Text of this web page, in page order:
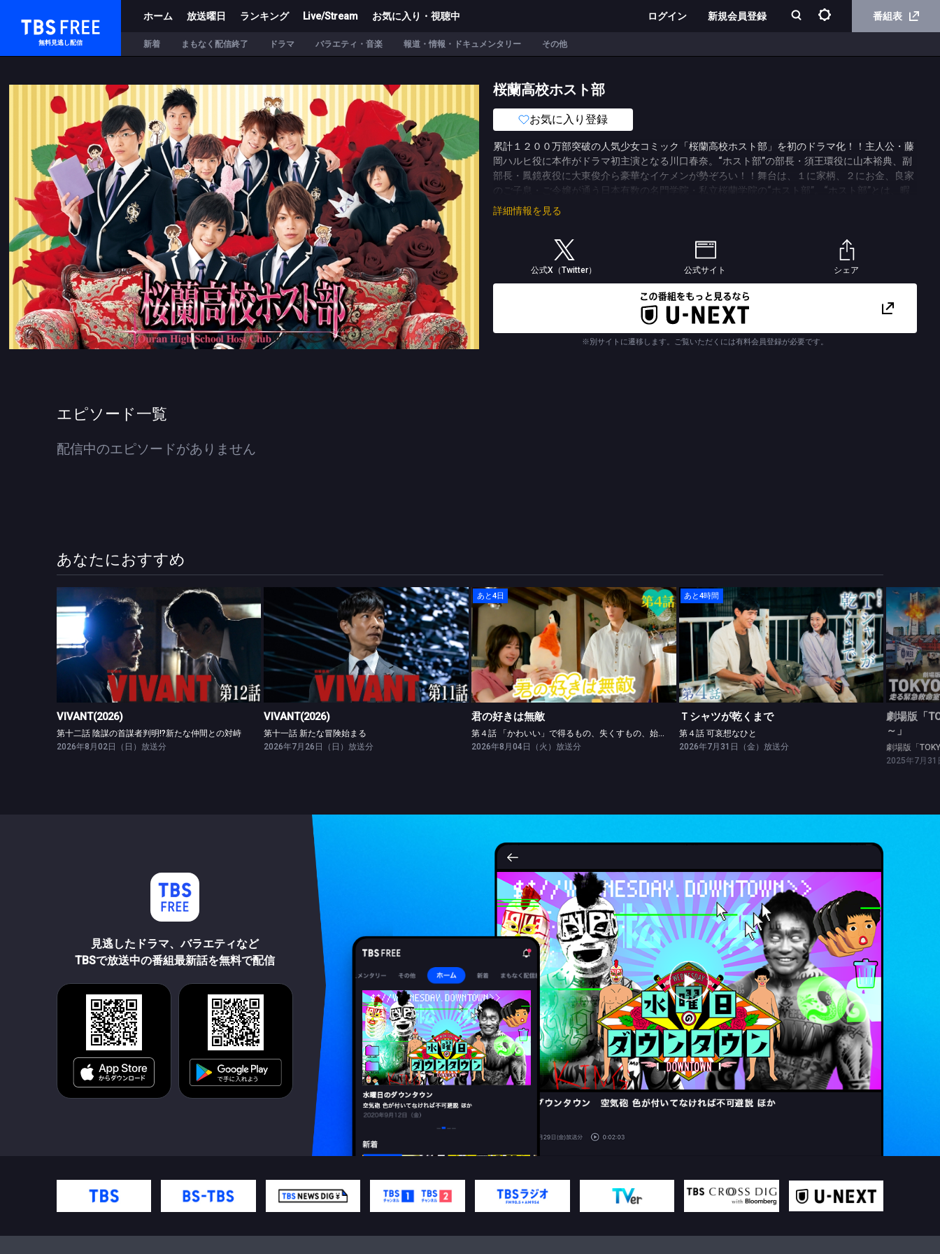
TBS FREE
無料見逃し配信
ホーム 放送曜日 ランキング Live/Stream お気に入り・視聴中 ログイン 新規会員登録 番組表
新着 まもなく配信終了 ドラマ バラエティ・音楽 報道・情報・ドキュメンタリー その他
桜蘭高校ホスト部
お気に入り登録
累計１２００万部突破の人気少女コミック「桜蘭高校ホスト部」を初のドラマ化！！主人公・藤
岡ハルヒ役に本作がドラマ初主演となる川口春奈。“ホスト部”の部長・須王環役に山本裕典、副
部長・鳳鏡夜役に大東俊介ら豪華なイケメンが勢ぞろい！！舞台は、１に家柄、２にお金、良家
のご子息・ご令嬢が通う日本有数の名門学院・私立桜蘭学院の“ホスト部”。“ホスト部”とは、暇
をもてあます美男子６人が、同じく暇をもてあますお嬢様をもてなし潤わす華麗なる遊戯集団。
物語は主人公・ハルヒがホスト部に迷い込んでしまうことから始まる。成績優秀な特待生であ
ままホストデビューすることに…。
(C)TBS (C)葉鳥ビスコ／白泉社
詳細情報を見る
公式X（Twitter） 公式サイト シェア
※別サイトに遷移します。ご覧いただくには有料会員登録が必要です。
エピソード一覧
配信中のエピソードがありません
あなたにおすすめ
VIVANT(2026)
第十二話 陰謀の首謀者判明!?新たな仲間との対峙
VIVANT(2026)
第十二話 陰謀の首謀者判明!?新たな仲間との対峙
2026年8月02日（日）放送分
VIVANT(2026)
第十一話 新たな冒険始まる
VIVANT(2026)
第十一話 新たな冒険始まる
2026年7月26日（日）放送分
あと4日
君の好きは無敵
第４話 「かわいい」で得るもの、失くすもの、始まる♥もの
君の好きは無敵
第４話 「かわいい」で得るもの、失くすもの、始まる♥もの
2026年8月04日（火）放送分
あと4時間
Ｔシャツが乾くまで
第４話 可哀想なひと
Ｔシャツが乾くまで
第４話 可哀想なひと
2026年7月31日（金）放送分
劇場版
劇場版
劇場版「
～」
劇場版「
2025年7月31
見逃したドラマ、バラエティなど
TBSで放送中の番組最新話を無料で配信